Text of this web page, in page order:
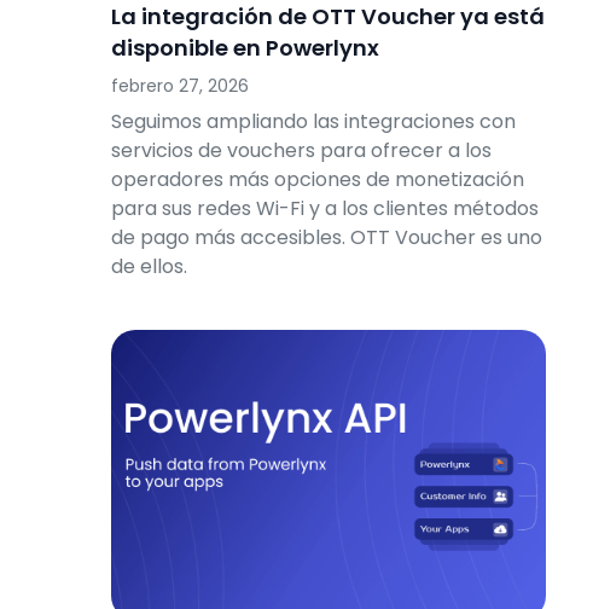
La integración de OTT Voucher ya está
disponible en Powerlynx
febrero 27, 2026
Seguimos ampliando las integraciones con
servicios de vouchers para ofrecer a los
operadores más opciones de monetización
para sus redes Wi-Fi y a los clientes métodos
de pago más accesibles. OTT Voucher es uno
de ellos.